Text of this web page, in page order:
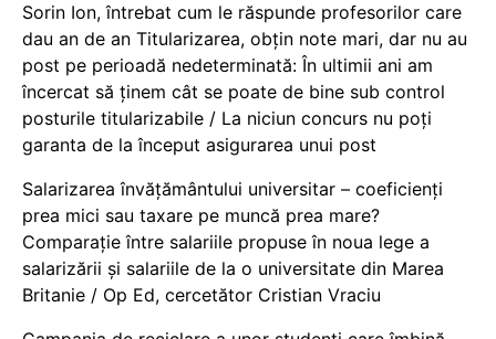
Sorin Ion, întrebat cum le răspunde profesorilor care
dau an de an Titularizarea, obțin note mari, dar nu au
post pe perioadă nedeterminată: În ultimii ani am
încercat să ținem cât se poate de bine sub control
posturile titularizabile / La niciun concurs nu poți
garanta de la început asigurarea unui post
Salarizarea învățământului universitar – coeficienți
prea mici sau taxare pe muncă prea mare?
Comparație între salariile propuse în noua lege a
salarizării și salariile de la o universitate din Marea
Britanie / Op Ed, cercetător Cristian Vraciu